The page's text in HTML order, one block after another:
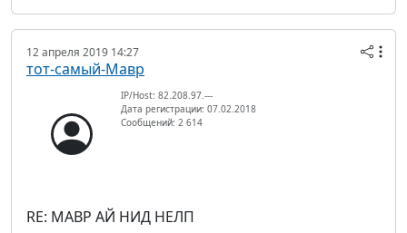
12 апреля 2019 14:27
тот-самый-Мавр
IP/Host: 82.208.97.---
Дата регистрации: 07.02.2018
Сообщений: 2 614
RE: МАВР АЙ НИД НЕЛП